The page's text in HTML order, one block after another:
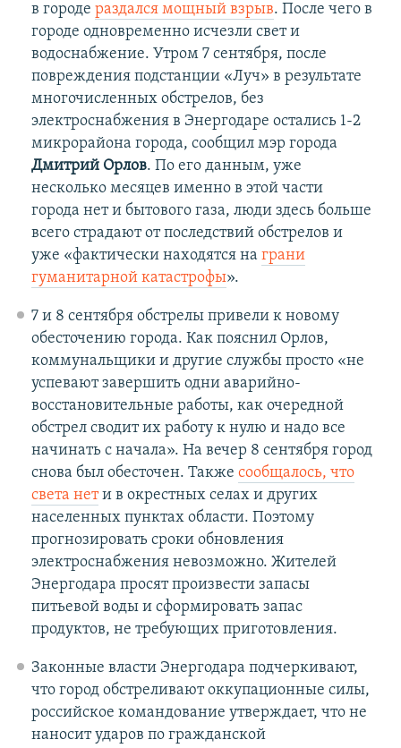
в городе раздался мощный взрыв. После чего в
городе одновременно исчезли свет и
водоснабжение. Утром 7 сентября, после
повреждения подстанции «Луч» в результате
многочисленных обстрелов, без
электроснабжения в Энергодаре остались 1-2
микрорайона города, сообщил мэр города
Дмитрий Орлов. По его данным, уже
несколько месяцев именно в этой части
города нет и бытового газа, люди здесь больше
всего страдают от последствий обстрелов и
уже «фактически находятся на грани
гуманитарной катастрофы».
7 и 8 сентября обстрелы привели к новому
обесточению города. Как пояснил Орлов,
коммунальщики и другие службы просто «не
успевают завершить одни аварийно-
восстановительные работы, как очередной
обстрел сводит их работу к нулю и надо все
начинать с начала». На вечер 8 сентября город
снова был обесточен. Также сообщалось, что
света нети в окрестных селах и других
населенных пунктах области. Поэтому
прогнозировать сроки обновления
электроснабжения невозможно. Жителей
Энергодара просят произвести запасы
питьевой воды и сформировать запас
продуктов, не требующих приготовления.
Законные власти Энергодара подчеркивают,
что город обстреливают оккупационные силы,
российское командование утверждает, что не
наносит ударов по гражданской